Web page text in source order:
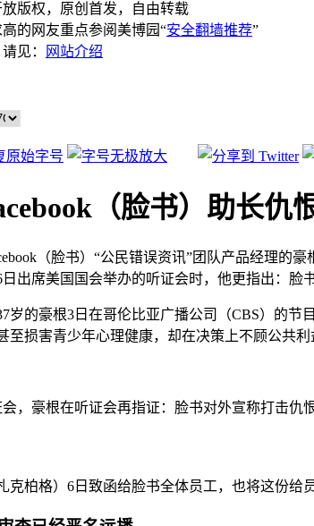
版权，原创首发，自由转载
的网友重点参阅美博园“安全翻墙推荐”
见：
网站介绍
（脸书）助长仇
（脸书）“公民错误资讯”团队产品经理的
出席美国国会举办的听证会时，他更指出：脸
岁的豪根3日在哥伦比亚广播公司（CBS）的
至损害青少年心理健康，却在决策上不顾公共利
，豪根在听证会再指证：脸书对外宣称打击
克柏格）6日致函给脸书全体员工，也将这份给